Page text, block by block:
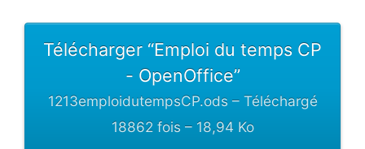
Télécharger “Emploi du temps CP
- OpenOffice”
1213emploidutempsCP.ods – Téléchargé
18862 fois – 18,94 Ko